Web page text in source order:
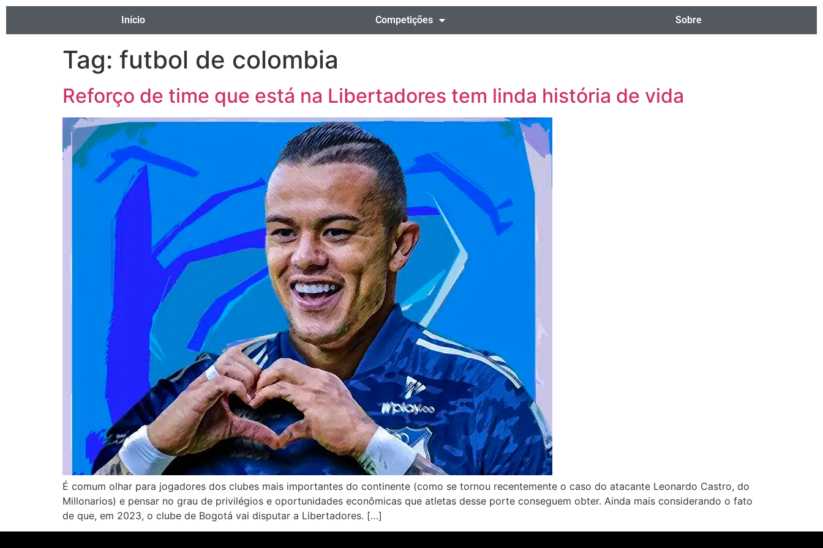
Início Competições Sobre
Tag: futbol de colombia
Reforço de time que está na Libertadores tem linda história de vida
É comum olhar para jogadores dos clubes mais importantes do continente (como se tornou recentemente o caso do atacante Leonardo Castro, do
Millonarios) e pensar no grau de privilégios e oportunidades econômicas que atletas desse porte conseguem obter. Ainda mais considerando o fato
de que, em 2023, o clube de Bogotá vai disputar a Libertadores. […]